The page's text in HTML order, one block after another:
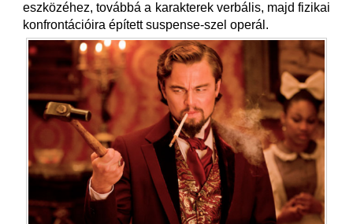
eszközéhez, továbbá a karakterek verbális, majd fizikai
konfrontációira épített suspense-szel operál.